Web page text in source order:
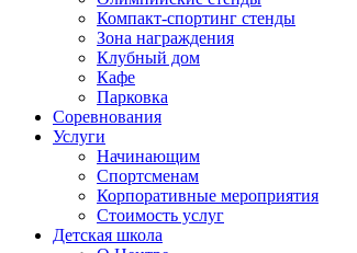
Компакт-спортинг стенды
Зона награждения
Клубный дом
Кафе
Парковка
Соревнования
Услуги
Начинающим
Спортсменам
Корпоративные мероприятия
Стоимость услуг
Детская школа